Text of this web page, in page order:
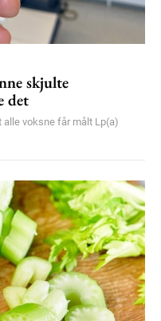
skjulte
det
voksne får målt Lp(a)